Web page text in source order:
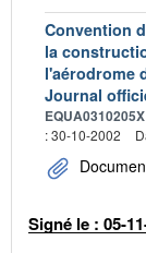
Convention
la
l'aérodrome
Journal
EQUA0310205X
: 30-10-2002
Signé le : 05-